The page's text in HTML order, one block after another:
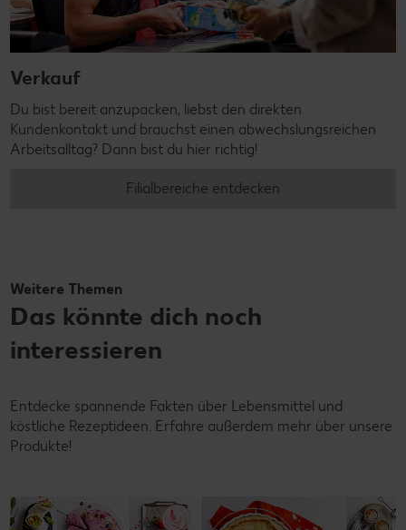
Verkauf
Du bist bereit anzupacken, liebst den direkten
Kundenkontakt und brauchst einen abwechslungsreichen
Arbeitsalltag? Dann bist du hier richtig!
Filialbereiche entdecken
Weitere Themen
Das könnte dich noch
interessieren
Entdecke spannende Fakten über Lebensmittel und
köstliche Rezeptideen. Erfahre außerdem mehr über unsere
Produkte!